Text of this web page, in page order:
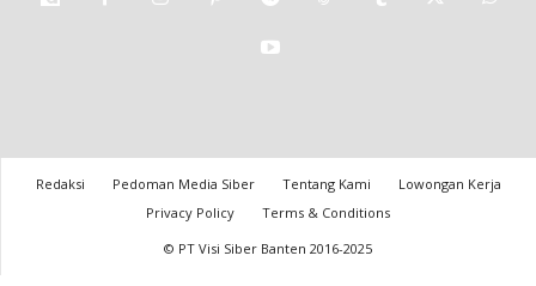
Redaksi Pedoman Media Siber Tentang Kami
Lowongan Kerja
Privacy Policy
Terms & Conditions
© PT Visi Siber Banten 2016-2025